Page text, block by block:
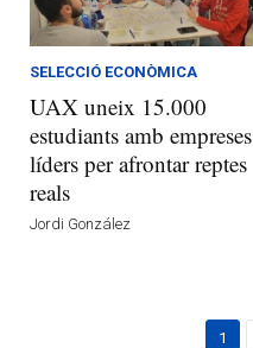
SELECCIÓ ECONÒMICA
UAX uneix 15.000
estudiants amb empreses
líders per afrontar reptes
reals
Jordi González
1